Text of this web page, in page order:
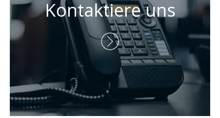
Kontaktiere uns
